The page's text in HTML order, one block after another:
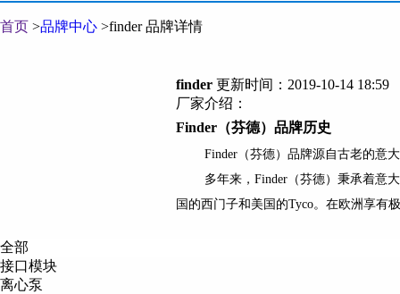
首页 >品牌中心 >finder 品牌详情
finder 更新时间：2019-10-14 18:59
厂家介绍：
Finder （芬德）品牌历史
Finder （芬德）品牌源自古老的意
多年来， Finder （芬德）秉承着意
国的西门子和美国的Tyco。在欧洲享有
全部
接口模块
离心泵